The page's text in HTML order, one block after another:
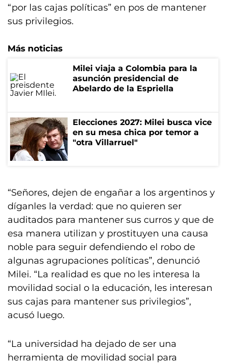
“por las cajas políticas” en pos de mantener
sus privilegios.
Más noticias
Milei viaja a Colombia para la
asunción presidencial de
Abelardo de la Espriella
Elecciones 2027: Milei busca vice
en su mesa chica por temor a
"otra Villarruel"
“Señores, dejen de engañar a los argentinos y
díganles la verdad: que no quieren ser
auditados para mantener sus curros y que de
esa manera utilizan y prostituyen una causa
noble para seguir defendiendo el robo de
algunas agrupaciones políticas”, denunció
Milei. “La realidad es que no les interesa la
movilidad social o la educación, les interesan
sus cajas para mantener sus privilegios”,
acusó luego.
“La universidad ha dejado de ser una
herramienta de movilidad social para